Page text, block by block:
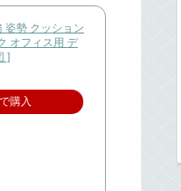
姿勢 クッション
オフィス用 デ
]
購入